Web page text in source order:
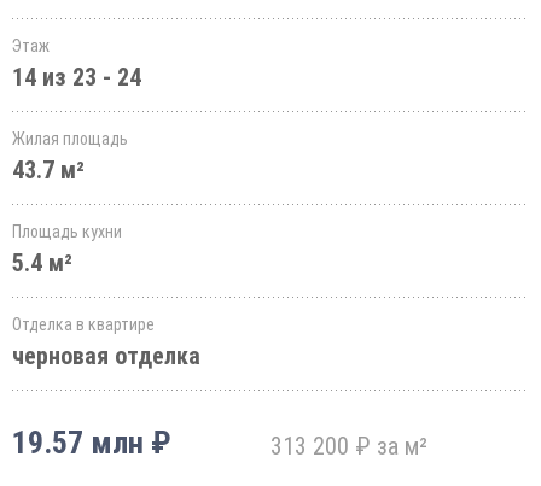
Этаж
14 из 23 - 24
Жилая площадь
43.7 м²
Площадь кухни
5.4 м²
Отделка в квартире
черновая отделка
19.57 млн ₽ 313 200 ₽ за м²